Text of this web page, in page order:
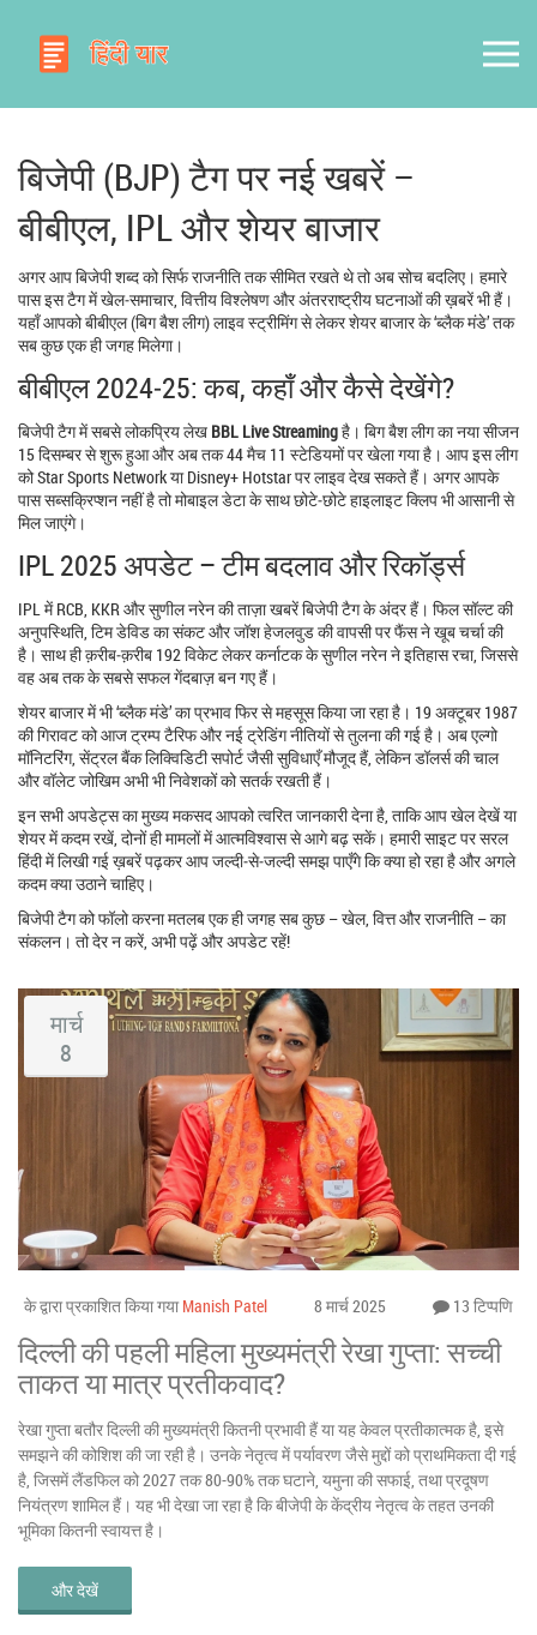
बिजेपी (BJP) टैग पर नई खबरें –
बीबीएल, IPL और शेयर बाजार
अगर आप बिजेपी शब्द को सिर्फ राजनीति तक सीमित रखते थे तो अब सोच बदलिए। हमारे
पास इस टैग में खेल‑समाचार, वित्तीय विश्लेषण और अंतरराष्ट्रीय घटनाओं की ख़बरें भी हैं।
यहाँ आपको बीबीएल (बिग बैश लीग) लाइव स्ट्रीमिंग से लेकर शेयर बाजार के ‘ब्लैक मंडे’ तक
सब कुछ एक ही जगह मिलेगा।
बीबीएल 2024‑25: कब, कहाँ और कैसे देखेंगे?
बिजेपी टैग में सबसे लोकप्रिय लेख BBL Live Streamingहै। बिग बैश लीग का नया सीजन
15 दिसम्बर से शुरू हुआ और अब तक 44 मैच 11 स्टेडियमों पर खेला गया है। आप इस लीग
को Star Sports Network या Disney+ Hotstar पर लाइव देख सकते हैं। अगर आपके
पास सब्सक्रिप्शन नहीं है तो मोबाइल डेटा के साथ छोटे‑छोटे हाइलाइट क्लिप भी आसानी से
मिल जाएंगे।
IPL 2025 अपडेट – टीम बदलाव और रिकॉर्ड्स
IPL में RCB, KKR और सुणील नरेन की ताज़ा खबरें बिजेपी टैग के अंदर हैं। फिल सॉल्ट की
अनुपस्थिति, टिम डेविड का संकट और जॉश हेजलवुड की वापसी पर फैंस ने खूब चर्चा की
है। साथ ही क़रीब‑क़रीब 192 विकेट लेकर कर्नाटक के सुणील नरेन ने इतिहास रचा, जिससे
वह अब तक के सबसे सफल गेंदबाज़ बन गए हैं।
शेयर बाजार में भी ‘ब्लैक मंडे’ का प्रभाव फिर से महसूस किया जा रहा है। 19 अक्टूबर 1987
की गिरावट को आज ट्रम्प टैरिफ और नई ट्रेडिंग नीतियों से तुलना की गई है। अब एल्गो
मॉनिटरिंग, सेंट्रल बैंक लिक्विडिटी सपोर्ट जैसी सुविधाएँ मौजूद हैं, लेकिन डॉलर्स की चाल
और वॉलेट जोखिम अभी भी निवेशकों को सतर्क रखती हैं।
इन सभी अपडेट्स का मुख्य मकसद आपको त्वरित जानकारी देना है, ताकि आप खेल देखें या
शेयर में कदम रखें, दोनों ही मामलों में आत्मविश्वास से आगे बढ़ सकें। हमारी साइट पर सरल
हिंदी में लिखी गई ख़बरें पढ़कर आप जल्दी‑से‑जल्दी समझ पाएँगे कि क्या हो रहा है और अगले
कदम क्या उठाने चाहिए।
बिजेपी टैग को फॉलो करना मतलब एक ही जगह सब कुछ – खेल, वित्त और राजनीति – का
संकलन। तो देर न करें, अभी पढ़ें और अपडेट रहें!
मार्च
8
के द्वारा प्रकाशित किया गया Manish Patel 8 मार्च 2025 13 टिप्पणि
दिल्ली की पहली महिला मुख्यमंत्री रेखा गुप्ता: सच्ची
ताकत या मात्र प्रतीकवाद?
रेखा गुप्ता बतौर दिल्ली की मुख्यमंत्री कितनी प्रभावी हैं या यह केवल प्रतीकात्मक है, इसे
समझने की कोशिश की जा रही है। उनके नेतृत्व में पर्यावरण जैसे मुद्दों को प्राथमिकता दी गई
है, जिसमें लैंडफिल को 2027 तक 80-90% तक घटाने, यमुना की सफाई, तथा प्रदूषण
नियंत्रण शामिल हैं। यह भी देखा जा रहा है कि बीजेपी के केंद्रीय नेतृत्व के तहत उनकी
भूमिका कितनी स्वायत्त है।
और देखें